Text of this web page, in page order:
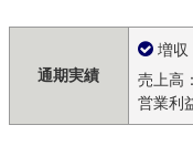
通期実績
増収
売上高
営業利